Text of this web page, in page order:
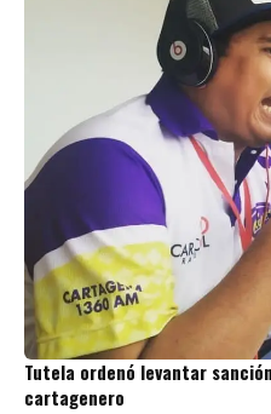
Tutela ordenó levantar
cartagenero